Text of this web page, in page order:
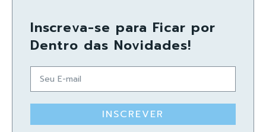
Inscreva-se para Ficar por
Dentro das Novidades!
INSCREVER